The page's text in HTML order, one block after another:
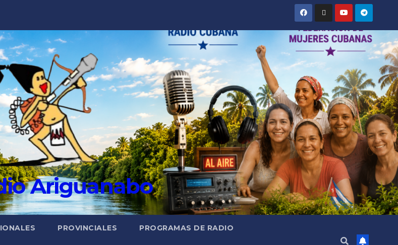
Ariguanabo
PROVINCIALES PROGRAMAS DE RADIO